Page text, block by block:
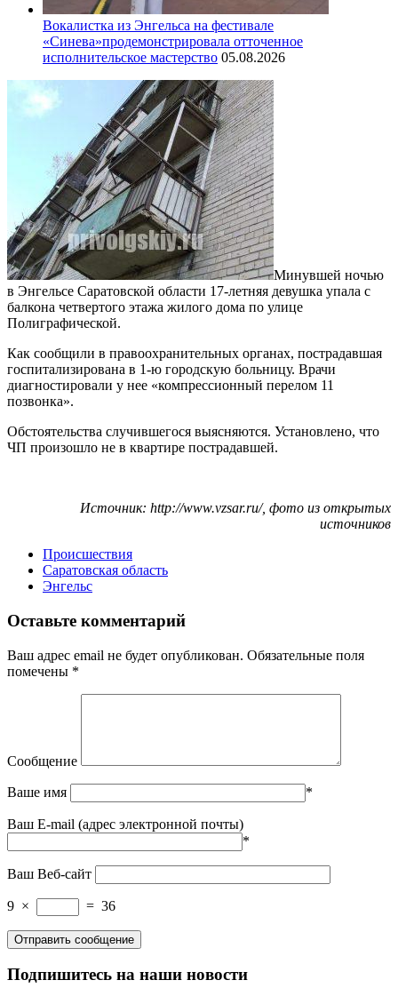
Вокалистка из Энгельса на фестивале
«Синева»продемонстрировала отточенное
исполнительское мастерство 05.08.2026
Минувшей ночью
в Энгельсе Саратовской области 17-летняя девушка упала с
балкона четвертого этажа жилого дома по улице
Полиграфической.
Как сообщили в правоохранительных органах, пострадавшая
госпитализирована в 1-ю городскую больницу. Врачи
диагностировали у нее «компрессионный перелом 11
позвонка».
Обстоятельства случившегося выясняются. Установлено, что
ЧП произошло не в квартире пострадавшей.
Источник: http://www.vzsar.ru/, фото из открытых
источников
Происшествия
Саратовская область
Энгельс
Оставьте комментарий
Ваш адрес email не будет опубликован. Обязательные поля
помечены *
Сообщение
Ваше имя *
Ваш E-mail (адрес электронной почты)
*
Ваш Веб-сайт
9 × = 36
Подпишитесь на наши новости